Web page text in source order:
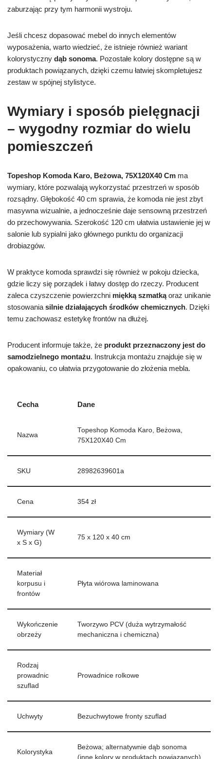
zaburzając przy tym harmonii wystroju.
Jeśli chcesz dopasować mebel do innych elementów
wyposażenia, warto wiedzieć, że istnieje również wariant
kolorystyczny dąb sonoma. Pozostałe kolory dostępne są w
produktach powiązanych, dzięki czemu łatwiej skompletujesz
zestaw w spójnej stylistyce.
Wymiary i sposób pielęgnacji
– wygodny rozmiar do wielu
pomieszczeń
Topeshop Komoda Karo, Beżowa, 75X120X40 Cm ma
wymiary, które pozwalają wykorzystać przestrzeń w sposób
rozsądny. Głębokość 40 cm sprawia, że komoda nie jest zbyt
masywna wizualnie, a jednocześnie daje sensowną przestrzeń
do przechowywania. Szerokość 120 cm ułatwia ustawienie jej w
salonie lub sypialni jako głównego punktu do organizacji
drobiazgów.
W praktyce komoda sprawdzi się również w pokoju dziecka,
gdzie liczy się porządek i łatwy dostęp do rzeczy. Producent
zaleca czyszczenie powierzchni miękką szmatkąoraz unikanie
stosowania silnie działających środków chemicznych. Dzięki
temu zachowasz estetykę frontów na dłużej.
Producent informuje także, że produkt przeznaczony jest do
samodzielnego montażu. Instrukcja montażu znajduje się w
opakowaniu, co ułatwia przygotowanie do złożenia mebla.
Cecha Dane
Nazwa
Topeshop Komoda Karo, Beżowa,
75X120X40 Cm
SKU 28982639601a
Cena 354 zł
Wymiary (W
x S x G)
75 x 120 x 40 cm
Materiał
korpusu i
frontów
Płyta wiórowa laminowana
Wykończenie
obrzeży
Tworzywo PCV (duża wytrzymałość
mechaniczna i chemiczna)
Rodzaj
prowadnic
szuflad
Prowadnice rolkowe
Uchwyty Bezuchwytowe fronty szuflad
Kolorystyka
Beżowa; alternatywnie dąb sonoma
(inne kolory w produktach powiązanych)